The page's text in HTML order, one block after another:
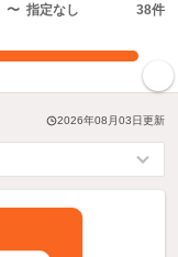
〜 指定なし 38件
2026年08月03日更新